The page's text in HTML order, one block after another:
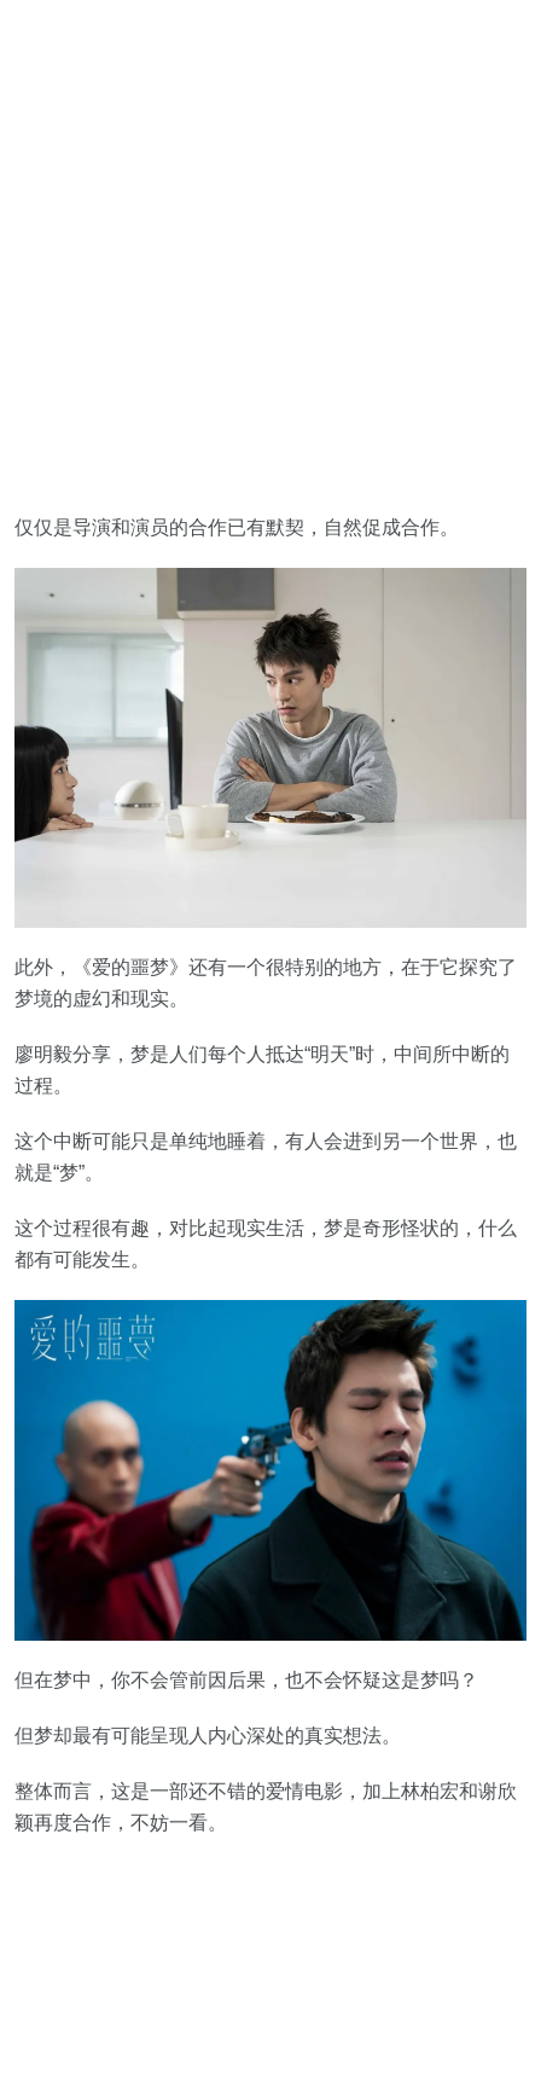
仅仅是导演和演员的合作已有默契，自然促成合作。
此外，《爱的噩梦》还有一个很特别的地方，在于它探究了
梦境的虚幻和现实。
廖明毅分享，梦是人们每个人抵达“明天”时，中间所中断的
过程。
这个中断可能只是单纯地睡着，有人会进到另一个世界，也
就是“梦”。
这个过程很有趣，对比起现实生活，梦是奇形怪状的，什么
都有可能发生。
但在梦中，你不会管前因后果，也不会怀疑这是梦吗？
但梦却最有可能呈现人内心深处的真实想法。
整体而言，这是一部还不错的爱情电影，加上林柏宏和谢欣
颖再度合作，不妨一看。